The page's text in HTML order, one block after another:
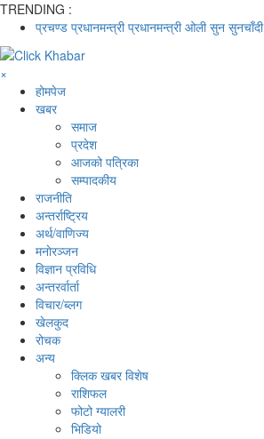
TRENDING :
प्रचण्ड प्रधानमन्त्री प्रधानमन्त्री ओली सुन सुनचाँदी
×
होमपेज
खबर
समाज
प्रदेश
आजको पत्रिका
सम्पादकीय
राजनीति
अन्तर्राष्ट्रिय
अर्थ/वाणिज्य
मनाेरञ्जन
विज्ञान प्रविधि
अन्तरर्वार्ता
विचार/ब्लग
खेलकुद
रोचक
अन्य
क्लिक खबर विशेष
राशिफल
फोटो ग्यालरी
भिडियो